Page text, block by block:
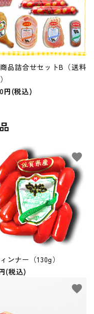
品詰合せセットB（送料
円(税込)
ンナー（130g）
(税込)
favorite
favorite